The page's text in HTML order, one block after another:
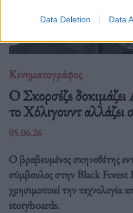
Data Deletion Data
Κινηματογράφος
Ο Σκορσέζε
το Χόλιγουντ αλλάζει
05.06.26
Ο βραβευμένος σκηνοθέτης
σύμβουλος στην Black Forest
χρησιμοποιεί την τεχνολογία
storyboards.